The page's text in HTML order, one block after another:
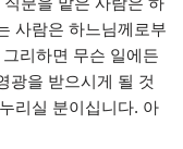
사람은 하느님께로부
리하면 무슨 일에든
광을 받으시게 될 것
리실 분이십니다. 아